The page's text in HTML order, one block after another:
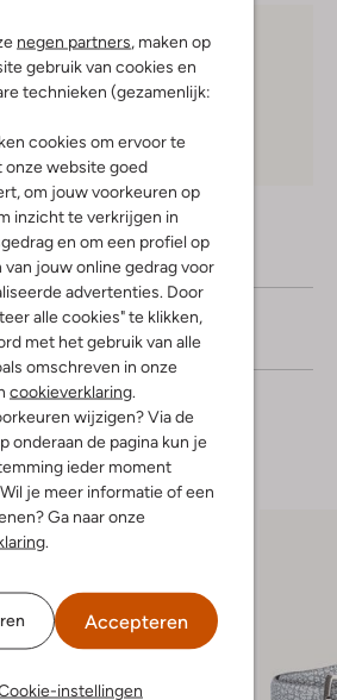
negen partners , maken op
gebruik van cookies en
technieken (gezamenlijk:
cookies om ervoor te
onze website goed
om jouw voorkeuren op
inzicht te verkrijgen in
en om een profiel op
jouw online gedrag voor
advertenties. Door
alle cookies" te klikken,
met het gebruik van alle
omschreven in onze
cookieverklaring
wijzigen? Via de
onderaan de pagina kun je
ieder moment
je meer informatie of een
Ga naar onze
Accepteren
instellingen
vanaf €75,-
binnen 30 dagen*
Klarna